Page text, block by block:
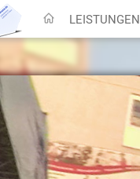
LEISTUNGEN